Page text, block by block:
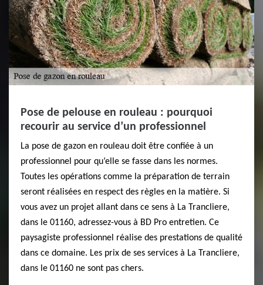
Pose de pelouse en rouleau : pourquoi
recourir au service d’un professionnel
La pose de gazon en rouleau doit être confiée à un
professionnel pour qu’elle se fasse dans les normes.
Toutes les opérations comme la préparation de terrain
seront réalisées en respect des règles en la matière. Si
vous avez un projet allant dans ce sens à La Trancliere,
dans le 01160, adressez-vous à BD Pro entretien. Ce
paysagiste professionnel réalise des prestations de qualité
dans ce domaine. Les prix de ses services à La Trancliere,
dans le 01160 ne sont pas chers.